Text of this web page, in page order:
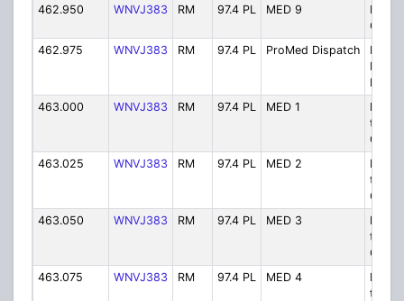
462.950 WNVJ383 RM 97.4 PL MED 9
462.975
WNVJ383 RM 97.4 PL ProMed Dispatch
EMS:
Med
463.000
WNVJ383 RM 97.4 PL MED 1
to-
463.025
WNVJ383 RM 97.4 PL MED 2
to-
463.050
WNVJ383 RM 97.4 PL MED 3
to-
463.075
WNVJ383 RM 97.4 PL MED 4
to-